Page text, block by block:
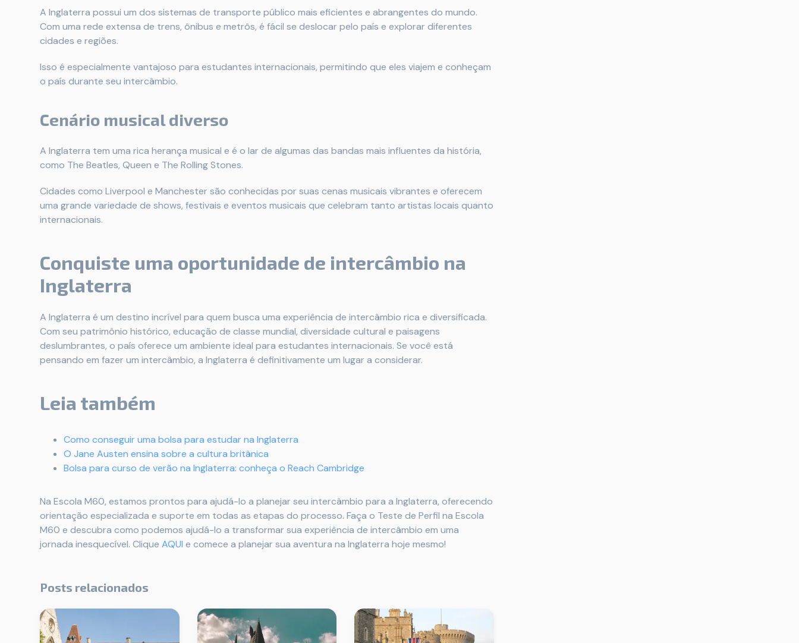
A Inglaterra possui um dos sistemas de transporte público mais eficientes e abrangentes do mundo.
Com uma rede extensa de trens, ônibus e metrôs, é fácil se deslocar pelo país e explorar diferentes
cidades e regiões.
Isso é especialmente vantajoso para estudantes internacionais, permitindo que eles viajem e conheçam
o país durante seu intercâmbio.
Cenário musical diverso
A Inglaterra tem uma rica herança musical e é o lar de algumas das bandas mais influentes da história,
como The Beatles, Queen e The Rolling Stones.
Cidades como Liverpool e Manchester são conhecidas por suas cenas musicais vibrantes e oferecem
uma grande variedade de shows, festivais e eventos musicais que celebram tanto artistas locais quanto
internacionais.
Conquiste uma oportunidade de intercâmbio na
Inglaterra
A Inglaterra é um destino incrível para quem busca uma experiência de intercâmbio rica e diversificada.
Com seu patrimônio histórico, educação de classe mundial, diversidade cultural e paisagens
deslumbrantes, o país oferece um ambiente ideal para estudantes internacionais. Se você está
pensando em fazer um intercâmbio, a Inglaterra é definitivamente um lugar a considerar.
Leia também
Como conseguir uma bolsa para estudar na Inglaterra
O Jane Austen ensina sobre a cultura britânica
Bolsa para curso de verão na Inglaterra: conheça o Reach Cambridge
Na Escola M60, estamos prontos para ajudá-lo a planejar seu intercâmbio para a Inglaterra, oferecendo
orientação especializada e suporte em todas as etapas do processo. Faça o Teste de Perfil na Escola
M60 e descubra como podemos ajudá-lo a transformar sua experiência de intercâmbio em uma
jornada inesquecível. Clique AQUI e comece a planejar sua aventura na Inglaterra hoje mesmo!
Posts relacionados